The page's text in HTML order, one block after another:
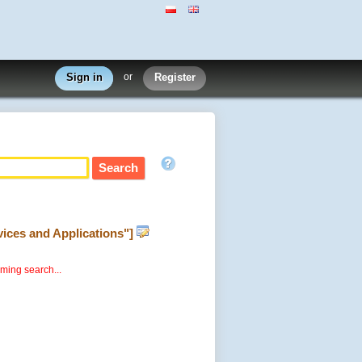
Sign in or Register
and Applications"]
search...